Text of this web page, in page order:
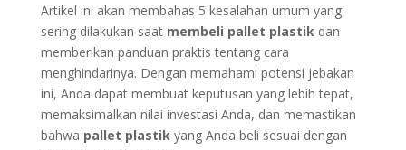
Artikel ini akan membahas 5 kesalahan umum yang
sering dilakukan saat membeli pallet plastik dan
memberikan panduan praktis tentang cara
menghindarinya. Dengan memahami potensi jebakan
ini, Anda dapat membuat keputusan yang lebih tepat,
memaksimalkan nilai investasi Anda, dan memastikan
bahwa pallet plastik yang Anda beli sesuai dengan